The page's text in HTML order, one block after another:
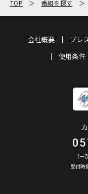
TOP 番組を探す
会社概要 プレ
使用条件
（
受付時